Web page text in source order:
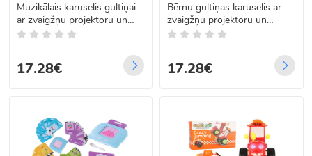
Muzikālais karuselis gultiņai
ar zvaigžņu projektoru un
tālvadības pulti, rozā
17.28€
Bērnu gultiņas karuselis ar
zvaigžņu projektoru un
šūpuļdziesmām, ar tālvadības
17.28€